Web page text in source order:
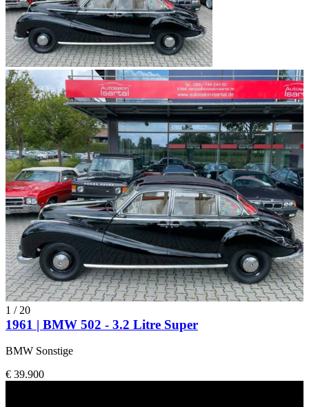
1 / 20
1961 | BMW 502 - 3.2 Litre Super
BMW Sonstige
€ 39.900